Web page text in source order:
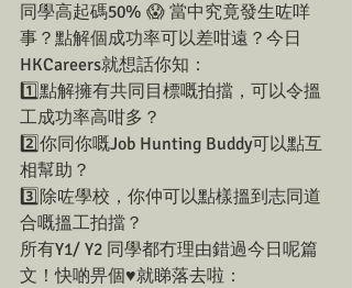
同學高起碼50% 😱 當中究竟發生咗咩
事？點解個成功率可以差咁遠？今日
HKCareers就想話你知：
1️⃣點解擁有共同目標嘅拍擋，可以令搵
工成功率高咁多？
2️⃣你同你嘅Job Hunting Buddy可以點互
相幫助？
3️⃣除咗學校，你仲可以點樣搵到志同道
合嘅搵工拍擋？
所有Y1/ Y2 同學都冇理由錯過今日呢篇
文！快啲畀個♥️就睇落去啦：